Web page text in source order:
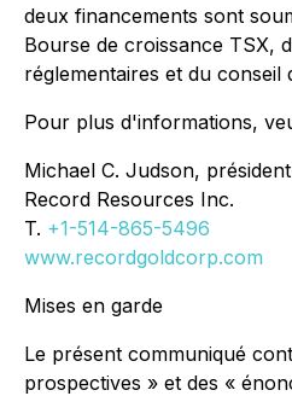
deux financements sont
Bourse de croissance TSX,
réglementaires et du conseil
Pour plus d'informations,
Michael C. Judson,
Record Resources Inc.
T. +1-514-865-5496
www.recordgoldcorp.com
Mises en garde
Le présent communiqué
prospectives » et des «